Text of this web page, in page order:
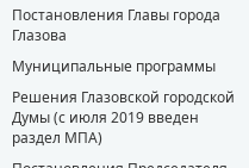
Постановления Главы города
Глазова
Муниципальные программы
Решения Глазовской городской
Думы (с июля 2019 введен
раздел МПА)